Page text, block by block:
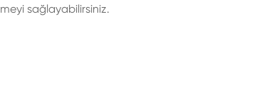
sağlayabilirsiniz.